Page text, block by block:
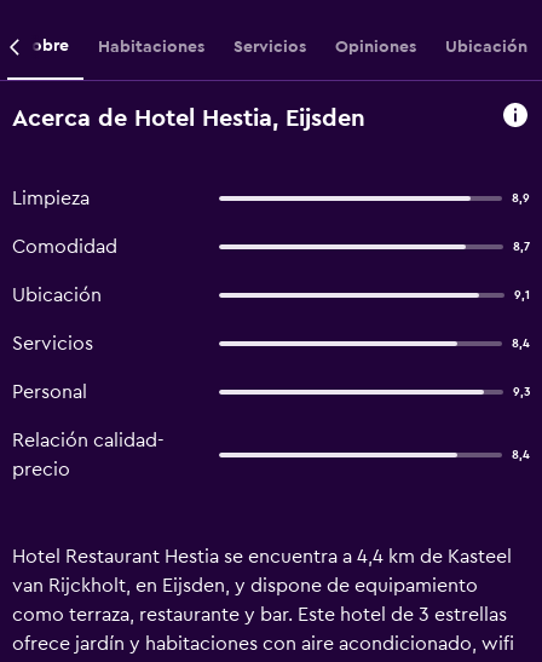
Sobre Habitaciones Servicios Opiniones Ubicación
Acerca de Hotel Hestia, Eijsden
Limpieza 8,9
Comodidad 8,7
Ubicación 9,1
Servicios 8,4
Personal 9,3
Relación calidad-
precio
8,4
Hotel Restaurant Hestia se encuentra a 4,4 km de Kasteel
van Rijckholt, en Eijsden, y dispone de equipamiento
como terraza, restaurante y bar. Este hotel de 3 estrellas
ofrece jardín y habitaciones con aire acondicionado, wifi